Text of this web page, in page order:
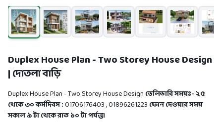
Duplex House Plan - Two Storey House Design
| দোতলা বাড়ি
Duplex House Plan - Two Storey House Design ডেলিভারি সময়ঃ- ২৫
থেকে ৩০ কর্মদিবস:01706176403,01896261223 ফোন দেওয়ার সময়
সকাল ৯ টা থেকে রাত ১০ টা পর্যন্ত।